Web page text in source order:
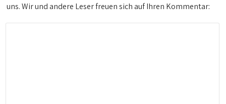
uns. Wir und andere Leser freuen sich auf Ihren Kommentar: